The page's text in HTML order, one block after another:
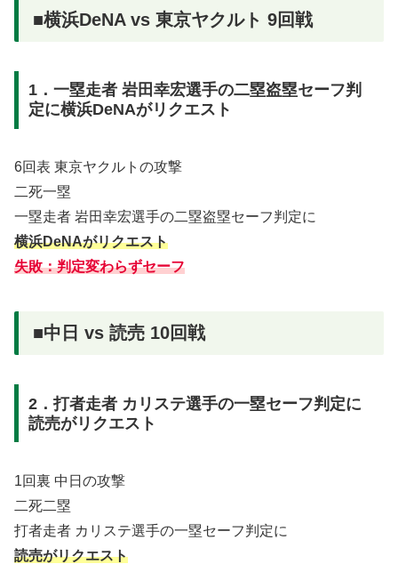
■横浜DeNA vs 東京ヤクルト 9回戦
1．一塁走者 岩田幸宏選手の二塁盗塁セーフ判
定に横浜DeNAがリクエスト
6回表 東京ヤクルトの攻撃
二死一塁
一塁走者 岩田幸宏選手の二塁盗塁セーフ判定に
横浜DeNAがリクエスト
失敗：判定変わらずセーフ
■中日 vs 読売 10回戦
2．打者走者 カリステ選手の一塁セーフ判定に
読売がリクエスト
1回裏 中日の攻撃
二死二塁
打者走者 カリステ選手の一塁セーフ判定に
読売がリクエスト